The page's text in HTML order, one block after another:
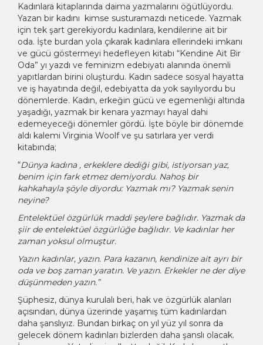
Kadınlara kitaplarında daima yazmalarını öğütlüyordu.
Yazan bir kadını kimse susturamazdı neticede. Yazmak
için tek şart gerekiyordu kadınlara, kendilerine ait bir
oda. İşte burdan yola çıkarak kadınlara ellerindeki imkanı
ve gücü göstermeyi hedefleyen kitabı “Kendine Ait Bir
Oda” yı yazdı ve feminizm edebiyatı alanında önemli
yapıtlardan birini oluşturdu. Kadın sadece sosyal hayatta
ve iş hayatında değil, edebiyatta da yok sayılıyordu bu
dönemlerde. Kadın, erkeğin gücü ve egemenliği altında
yaşadığı, yazmak bir kenara yazmayı hayal dahi
edemeyeceği dönemler gördü. İşte böyle bir dönemde
aldı kalemi Virginia Woolf ve şu satırlara yer verdi
kitabında;
“Dünya kadına , erkeklere dediği gibi, istiyorsan yaz,
benim için fark etmez demiyordu. Nahoş bir
kahkahayla şöyle diyordu: Yazmak mı? Yazmak senin
neyine?
Entelektüel özgürlük maddi şeylere bağlıdır. Yazmak da
şiir de entelektüel özgürlüğe bağlıdır. Ve kadınlar her
zaman yoksul olmuştur.
Yazın kadınlar, yazın. Para kazanın, kendinize ait ayrı bir
oda ve boş zaman yaratın. Ve yazın. Erkekler ne der diye
düşünmeden yazın.”
Şüphesiz, dünya kurulalı beri, hak ve özgürlük alanları
açısından, dünya üzerinde yaşamış tüm kadınlardan
daha şanslıyız. Bundan birkaç on yıl yüz yıl sonra da
gelecek dönem kadınları bizlerden daha şanslı olacak.